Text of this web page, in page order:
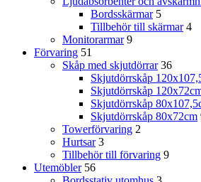
Bordsskärmar 5
Tillbehör till skärmar 4
Monitorarmar 9
Förvaring 51
Skåp med skjutdörrar 36
Skjutdörrskåp
Skjutdörrskåp
Skjutdörrskåp
Skjutdörrskåp 80x72cm
Towerförvaring 2
Hurtsar 3
Tillbehör till förvaring 9
Utemöbler 56